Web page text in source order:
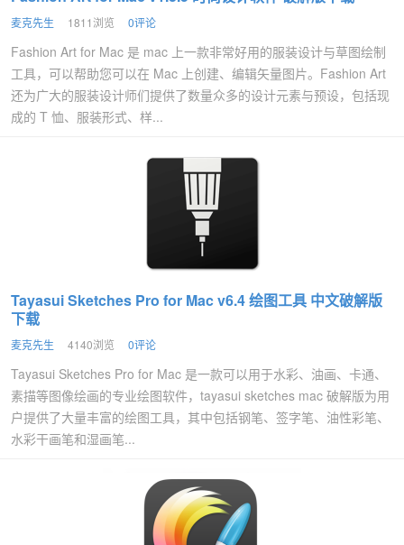
麦克先生 1811浏览 0评论
Fashion Art for Mac 是 mac 上一款非常好用的服装设计与草图绘制
工具，可以帮助您可以在 Mac 上创建、编辑矢量图片。Fashion Art
还为广大的服装设计师们提供了数量众多的设计元素与预设，包括现
成的 T 恤、服装形式、样...
Tayasui Sketches Pro for Mac v6.4 绘图工具 中文破解版
下载
麦克先生 4140浏览 0评论
Tayasui Sketches Pro for Mac 是一款可以用于水彩、油画、卡通、
素描等图像绘画的专业绘图软件，tayasui sketches mac 破解版为用
户提供了大量丰富的绘图工具，其中包括钢笔、签字笔、油性彩笔、
水彩干画笔和湿画笔...